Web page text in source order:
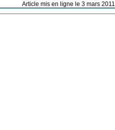
Article mis en ligne le 3 mars 2011